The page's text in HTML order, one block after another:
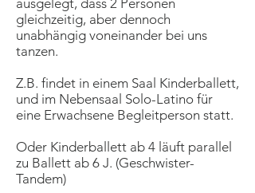
ausgelegt, dass 2 Personen
gleichzeitig, aber dennoch
unabhängig voneinander bei uns
tanzen.
Z.B. findet in einem Saal Kinderballett,
und im Nebensaal Solo-Latino für
eine Erwachsene Begleitperson statt.
Oder Kinderballett ab 4 läuft parallel
zu Ballett ab 6 J. (Geschwister-
Tandem)